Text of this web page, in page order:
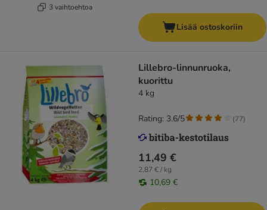
3 vaihtoehtoa
Lisää ostoskoriin
Lillebro-linnunruoka,
kuorittu
4 kg
11,49 €
2,87 € / kg
10,69 €
Rating: 3.6/5 (77)